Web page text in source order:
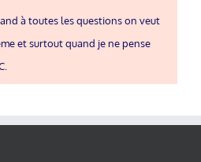
à toutes les questions on veut
et surtout quand je ne pense